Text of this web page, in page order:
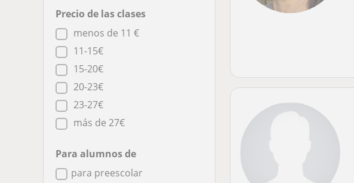
Precio de las clases
menos de 11 €
11-15€
15-20€
20-23€
23-27€
más de 27€
Para alumnos de
para preescolar